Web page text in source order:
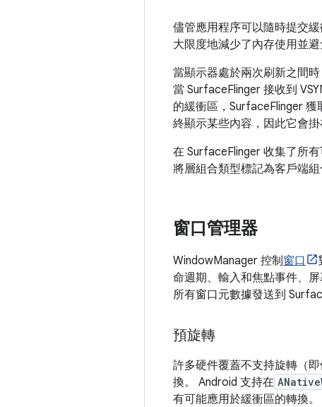
儘管應用程序可以隨時提交
大限度地減少了內存使用並
當顯示器處於兩次刷新之間
當 SurfaceFlinger 接收到
的緩衝區，SurfaceFlinger
終顯示某些內容，因此它會
在 SurfaceFlinger 收集了所
將層組合類型標記為客戶端
窗口管理器
WindowManager 控制窗口
命週期、輸入和焦點事件、
所有窗口元數據發送到
預旋轉
許多硬件覆蓋不支持旋轉（
換。 Android 支持在
有可能應用於緩衝區的轉換